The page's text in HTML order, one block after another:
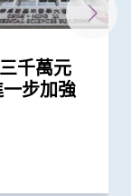
千萬元
步加強
及基金會
健康科
傳改變及
展
功紓緩
加濕疹等
產生的短
感及其
腸道疾病
婦腸道微
育
工具診斷
另一先
態可緩...
技獎」
藥衞
學院外籍
學」僅
發「終身
研究的
成立十周
項目 助癌
物
樣本庫
研中心
口服微膠
冠後遺症
國專家制
標誌
新冠研究
礙困擾逾
月19日)
香港首個
更全面
案的回
偵測大
微生態有
乏可調節
現「長
關鍵
與新冠患
力配
有望提...
毒 可成
中心 致
生態現失
衡腸道
供免費糞
孩為目
隱形個...
道清除後
隔離人
案」減...
隊研
臨床研究
方法
兒童癌症
研究所」
促進兒
美國腸胃
植及研究
醫學教育
及表達
對晚期鼻
治療研討
服務發
性腸病」
性回顧研
急升...
圖譜 突
治療研討
路為未
匹靈引致
匹靈可
風險逾...
治療研討
遇及挑
國際醫學
強本地
治療研討
緩治療
患有大腸
大引入
民被確診
疾病
早預防腸